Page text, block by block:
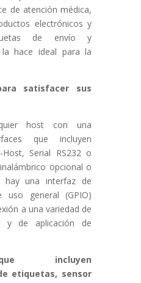
de atención médica,
electrónicos y
de envío y
hace ideal para la
satisfacer sus
host con una
que incluyen
Host, Serial RS232 o
opcional o
hay una interfaz de
general (GPIO)
a una variedad de
y de aplicación de
incluyen
etiquetas, sensor